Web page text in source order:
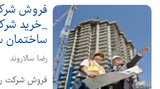
ساختمان
رضا سالاروند